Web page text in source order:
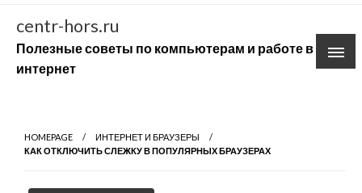
Skip
content
centr-hors.ru
Полезные советы по компьютерам и работе в
интернет
HOMEPAGE
ИНТЕРНЕТ И БРАУЗЕРЫ
КАК ОТКЛЮЧИТЬ СЛЕЖКУ В ПОПУЛЯРНЫХ БРАУЗЕРАХ